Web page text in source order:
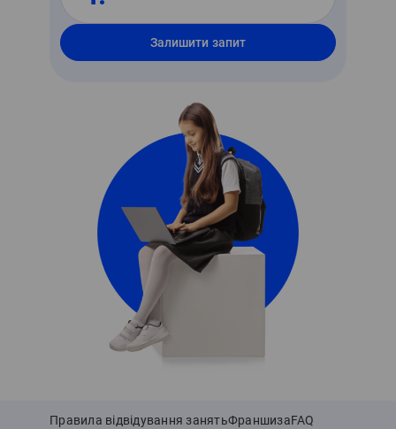
Залишити запит
Правила відвідування занятьФраншизаFAQ